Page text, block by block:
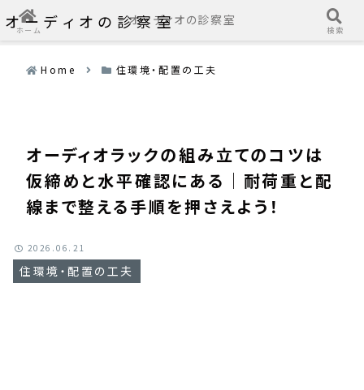
オーディオの診察室
Home 住環境・配置の工夫
オーディオラックの組み立てのコツは
仮締めと水平確認にある｜耐荷重と配
線まで整える手順を押さえよう！
住環境・配置の工夫
2026.06.21
ホーム
オーディオの診察室
検索